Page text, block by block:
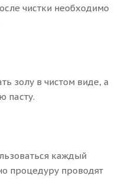
чистки необходимо
золу в чистом виде, а
пасту.
каждый
процедуру проводят